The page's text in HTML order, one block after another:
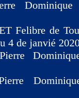
Felibre de
4 de janvié